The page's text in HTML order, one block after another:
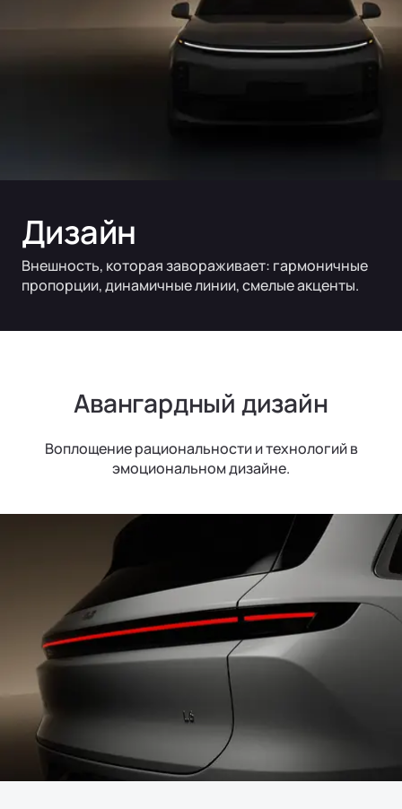
Дизайн
Внешность, которая завораживает: гармоничные
пропорции, динамичные линии, смелые акценты.
Авангардный дизайн
Воплощение рациональности и технологий в
эмоциональном дизайне.